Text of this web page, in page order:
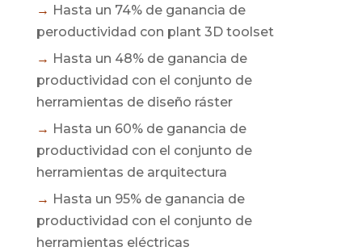
→ Hasta un 74% de ganancia de
peroductividad con plant 3D toolset
→ Hasta un 48% de ganancia de
productividad con el conjunto de
herramientas de diseño ráster
→ Hasta un 60% de ganancia de
productividad con el conjunto de
herramientas de arquitectura
→ Hasta un 95% de ganancia de
productividad con el conjunto de
herramientas eléctricas